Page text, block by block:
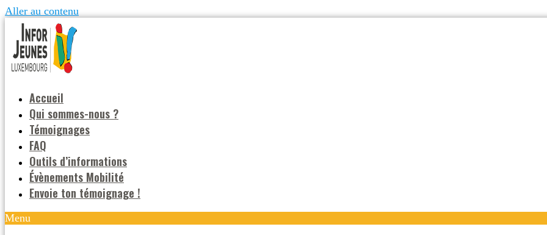
Aller au contenu
Accueil
Qui sommes-nous ?
Témoignages
FAQ
Outils d’informations
Évènements Mobilité
Envoie ton témoignage !
Menu